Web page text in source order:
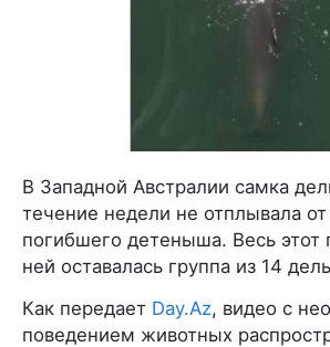
В Западной Австралии самка
течение недели не отплывала
погибшего детеныша. Весь этот
ней оставалась группа из 14
Как передает Day.Az, видео с
поведением животных